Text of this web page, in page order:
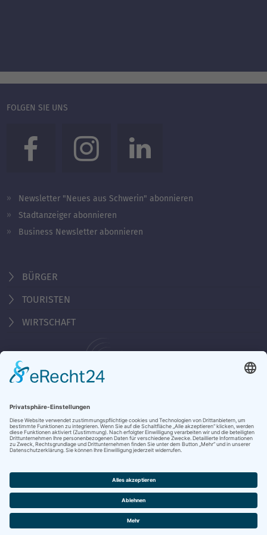
FOLGEN SIE UNS
Newsletter "Neues aus Schwerin" abonnieren
Stadtanzeiger abonnieren
Business Newsletter abonnieren
BÜRGER
TOURISTEN
WIRTSCHAFT
Behördennummer 115
KONTAKT
NOTRUFE & HOTLINES
JOBS
STADTANZEIGER
BROSCHÜREN
PRESSE
DATENSCHUTZ